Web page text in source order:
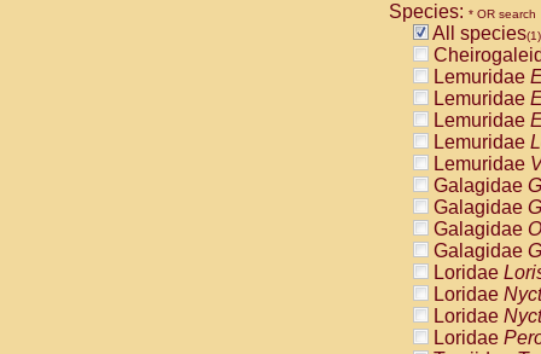
Cebidae
Cebidae
Cebidae
Cebidae
Cebidae
Atelidae
Atelidae
Atelidae
Atelidae
Atelidae
Atelidae
Atelidae
Atelidae
Atelidae
Atelidae
Pitheciidae
Species: * OR search
All species(1)
Lemuridae
Lemuridae
Lemuridae
Lemuridae
Lemuridae
Galagidae
Galagidae
Galagidae
Galagidae
Loridae
Loridae
Loridae
Loridae